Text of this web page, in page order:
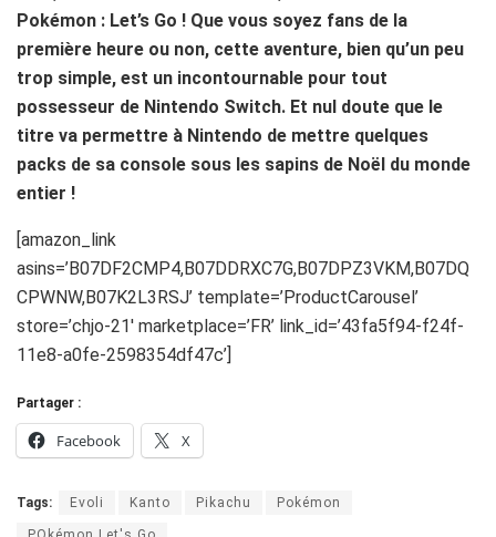
Pokémon : Let’s Go ! Que vous soyez fans de la
première heure ou non, cette aventure, bien qu’un peu
trop simple, est un incontournable pour tout
possesseur de Nintendo Switch. Et nul doute que le
titre va permettre à Nintendo de mettre quelques
packs de sa console sous les sapins de Noël du monde
entier !
[amazon_link
asins=’B07DF2CMP4,B07DDRXC7G,B07DPZ3VKM,B07DQ
CPWNW,B07K2L3RSJ’ template=’ProductCarousel’
store=’chjo-21′ marketplace=’FR’ link_id=’43fa5f94-f24f-
11e8-a0fe-2598354df47c’]
Partager :
Facebook X
Tags: Evoli Kanto Pikachu Pokémon